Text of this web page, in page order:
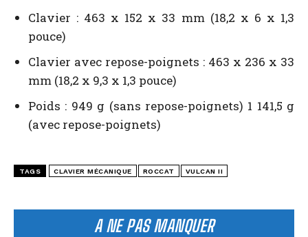
A NE PAS MANQUER
Clavier : 463 x 152 x 33 mm (18,2 x 6 x 1,3
pouce)
Clavier avec repose-poignets : 463 x 236 x 33
mm (18,2 x 9,3 x 1,3 pouce)
Poids : 949 g (sans repose-poignets) 1 141,5 g
(avec repose-poignets)
TAGS CLAVIER MÉCANIQUE ROCCAT VULCAN II